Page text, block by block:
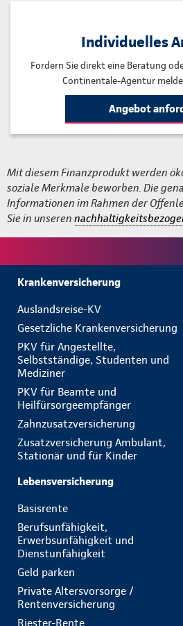
Individuelles
Fordern Sie direkt eine Beratung
Continentale-Agentur
Angebot
Mit diesem Finanzprodukt werden
soziale Merkmale beworben. Die
Informationen im Rahmen der
Sie in unseren
Krankenversicherung
Auslandsreise-KV
Gesetzliche Krankenversicherung
PKV für Angestellte,
Selbstständige, Studenten und
Mediziner
PKV für Beamte und
Heilfürsorgeempfänger
Zahnzusatzversicherung
Zusatzversicherung Ambulant,
Stationär und für Kinder
Lebensversicherung
Basisrente
Berufsunfähigkeit,
Erwerbsunfähigkeit und
Dienstunfähigkeit
Geld parken
Private Altersvorsorge /
Rentenversicherung
Riester-Rente